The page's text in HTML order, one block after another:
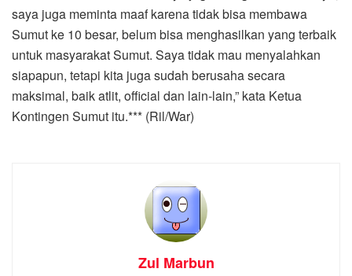
saya juga meminta maaf karena tidak bisa membawa
Sumut ke 10 besar, belum bisa menghasilkan yang terbaik
untuk masyarakat Sumut. Saya tidak mau menyalahkan
siapapun, tetapi kita juga sudah berusaha secara
maksimal, baik atlit, official dan lain-lain,” kata Ketua
Kontingen Sumut itu.*** (Ril/War)
Zul Marbun